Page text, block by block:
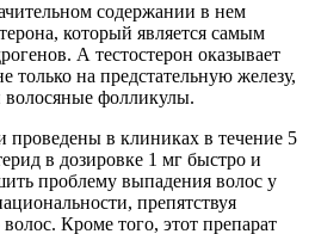
содержании в нем
который является самым
А тестостерон оказывает
только на предстательную железу,
фолликулы.
в клиниках в течение 5
в дозировке 1 мг быстро и
проблему выпадения волос у
препятствуя
Кроме того, этот препарат